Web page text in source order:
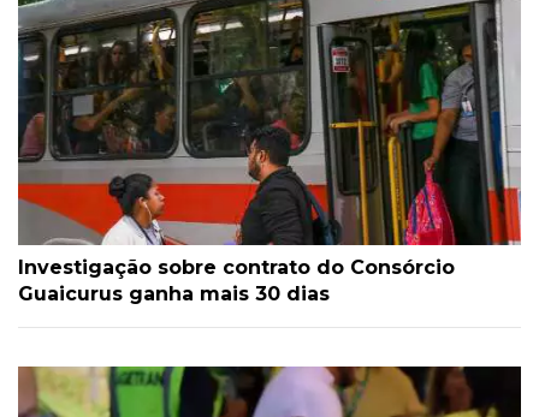
Investigação sobre contrato do Consórcio
Guaicurus ganha mais 30 dias